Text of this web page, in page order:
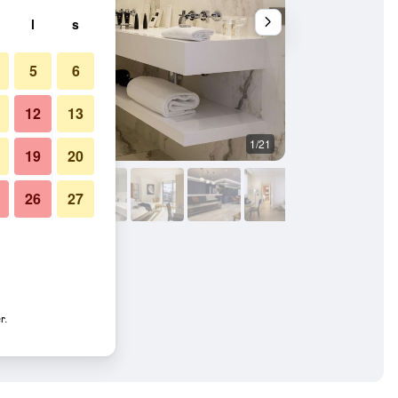
1/21
l s
5 6
12 13
19 20
26 27